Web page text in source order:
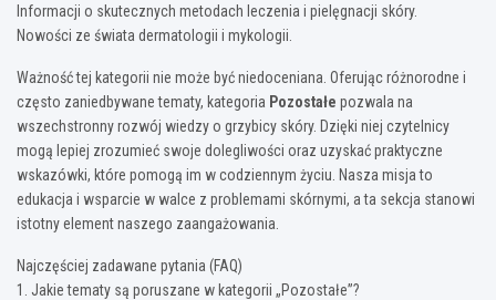
Informacji o skutecznych metodach leczenia i pielęgnacji skóry.
Nowości ze świata dermatologii i mykologii.
Ważność tej kategorii nie może być niedoceniana. Oferując różnorodne i
często zaniedbywane tematy, kategoria Pozostałe pozwala na
wszechstronny rozwój wiedzy o grzybicy skóry. Dzięki niej czytelnicy
mogą lepiej zrozumieć swoje dolegliwości oraz uzyskać praktyczne
wskazówki, które pomogą im w codziennym życiu. Nasza misja to
edukacja i wsparcie w walce z problemami skórnymi, a ta sekcja stanowi
istotny element naszego zaangażowania.
Najczęściej zadawane pytania (FAQ)
1. Jakie tematy są poruszane w kategorii „Pozostałe”?